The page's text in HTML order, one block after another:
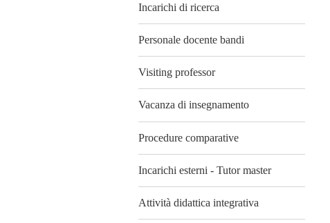
Incarichi di ricerca
Personale docente bandi
Visiting professor
Vacanza di insegnamento
Procedure comparative
Incarichi esterni - Tutor master
Attività didattica integrativa